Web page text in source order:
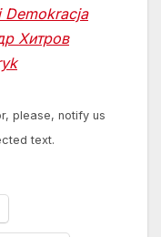
Demokracja
Хитров
please, notify us
text.